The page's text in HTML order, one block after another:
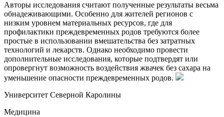
Авторы исследования считают полученные результаты весьма
обнадеживающими. Особенно для жителей регионов с
низким уровнем материальных ресурсов, где для
профилактики преждевременных родов требуются более
простые в использовании вмешательства без затратных
технологий и лекарств. Однако необходимо провести
дополнительные исследования, которые подтвердят или
опровергнут возможность воздействия жвачек без сахара на
уменьшение опасности преждевременных родов.
Университет Северной Каролины
Медицина